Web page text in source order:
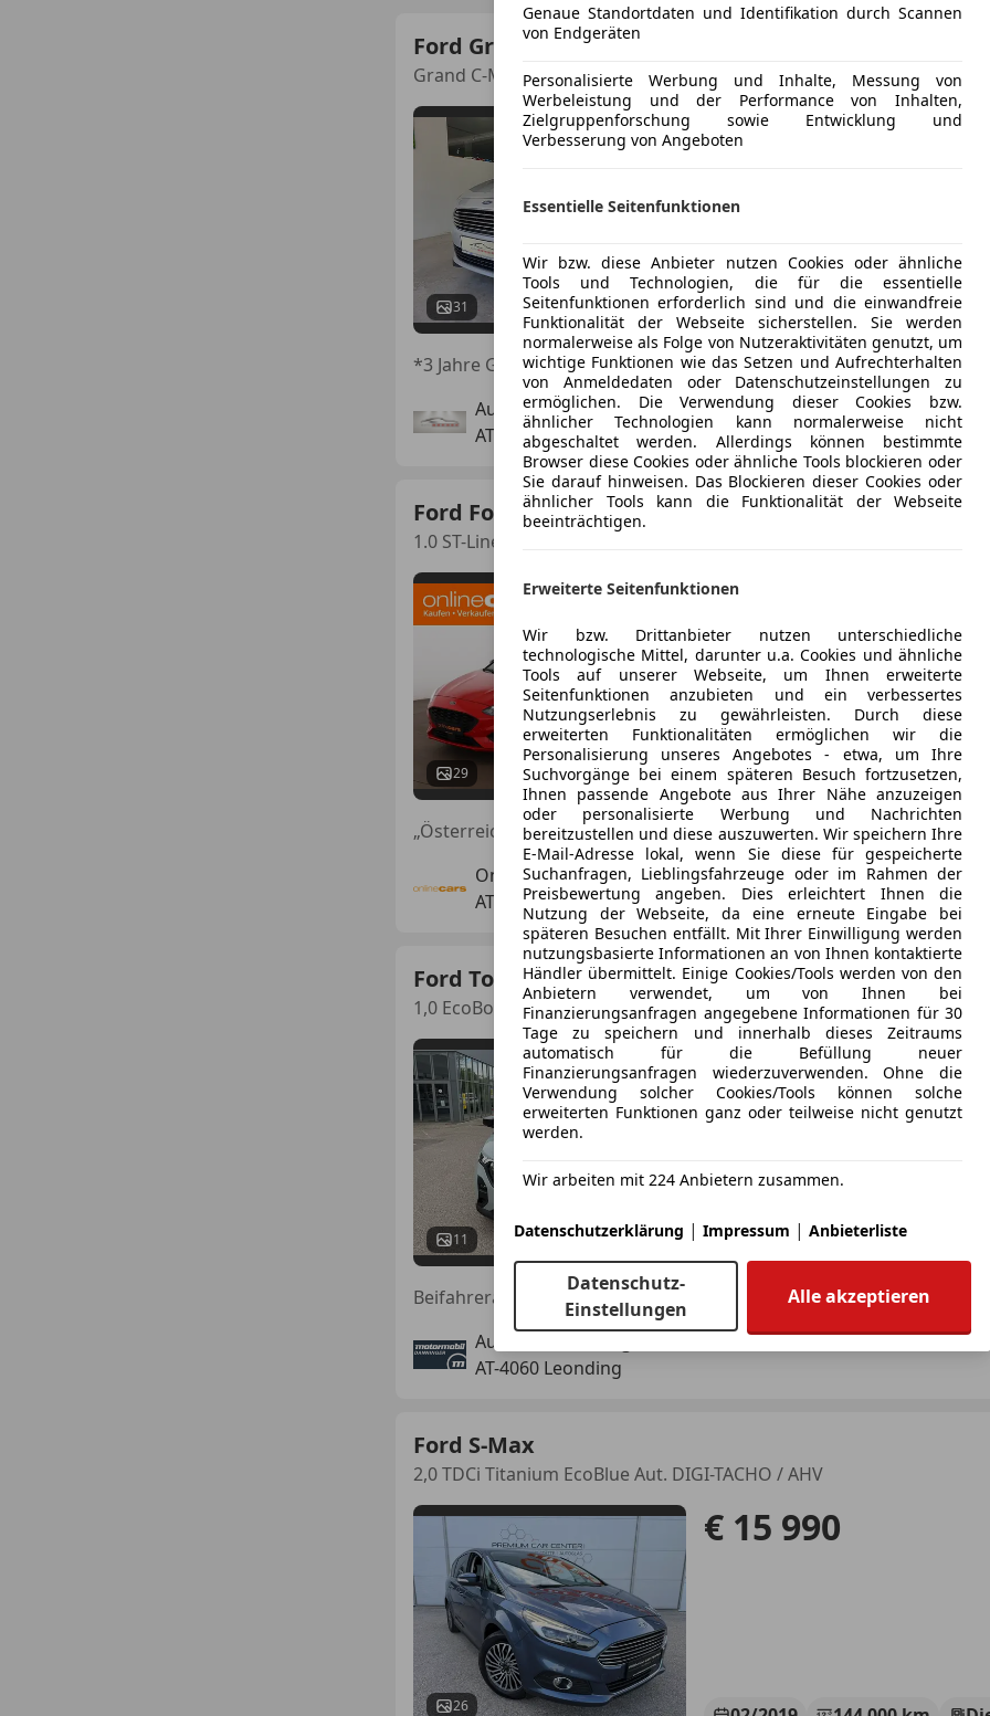
Ford Grand C-Max
Grand C-MAX Titanium 1,5 TDCi S/S
31
€ 11 990
06/2019 149 970 km
*3 Jahre Garantie 1 Besitz, Servicegepflegt,...
Auto Berger OG
AT-3340 Waidhofen an der Ybbs
Ford Focus
1.0 ST-Line R-CAM SITZHZG TEMPOMAT PDC
29
€ 10 299
Neu 04/2019 82 849 km
„Österreichs größtes Gebrauchtwagen-Outlet“
Onlinecars Vertriebs GmbH
AT-8143 Dobl bei Lieboch
Ford Tourneo Courier
1,0 EcoBoost Trend
11
€ 22 990
Autohaus Danninger GmbH
AT-4060 Leonding
Ford S-Max
2,0 TDCi Titanium EcoBlue Aut. DIGI-TACHO / AHV
26
€ 15 990
Genaue Standortdaten und Identifikation durch Scannen
von Endgeräten
Personalisierte Werbung und Inhalte, Messung von
Werbeleistung und der Performance von Inhalten,
Zielgruppenforschung sowie Entwicklung und
Verbesserung von Angeboten
Essentielle Seitenfunktionen
Wir bzw. diese Anbieter nutzen Cookies oder ähnliche
Tools und Technologien, die für die essentielle
Seitenfunktionen erforderlich sind und die einwandfreie
Funktionalität der Webseite sicherstellen. Sie werden
normalerweise als Folge von Nutzeraktivitäten genutzt, um
wichtige Funktionen wie das Setzen und Aufrechterhalten
von Anmeldedaten oder Datenschutzeinstellungen zu
ermöglichen. Die Verwendung dieser Cookies bzw.
ähnlicher Technologien kann normalerweise nicht
abgeschaltet werden. Allerdings können bestimmte
Browser diese Cookies oder ähnliche Tools blockieren oder
Sie darauf hinweisen. Das Blockieren dieser Cookies oder
ähnlicher Tools kann die Funktionalität der Webseite
beeinträchtigen.
Erweiterte Seitenfunktionen
Wir bzw. Drittanbieter nutzen unterschiedliche
technologische Mittel, darunter u.a. Cookies und ähnliche
Tools auf unserer Webseite, um Ihnen erweiterte
Seitenfunktionen anzubieten und ein verbessertes
Nutzungserlebnis zu gewährleisten. Durch diese
erweiterten Funktionalitäten ermöglichen wir die
Personalisierung unseres Angebotes - etwa, um Ihre
Suchvorgänge bei einem späteren Besuch fortzusetzen,
Ihnen passende Angebote aus Ihrer Nähe anzuzeigen
oder personalisierte Werbung und Nachrichten
bereitzustellen und diese auszuwerten. Wir speichern Ihre
E-Mail-Adresse lokal, wenn Sie diese für gespeicherte
Suchanfragen, Lieblingsfahrzeuge oder im Rahmen der
Preisbewertung angeben. Dies erleichtert Ihnen die
Nutzung der Webseite, da eine erneute Eingabe bei
späteren Besuchen entfällt. Mit Ihrer Einwilligung werden
nutzungsbasierte Informationen an von Ihnen kontaktierte
Händler übermittelt. Einige Cookies/Tools werden von den
Anbietern verwendet, um von Ihnen bei
Finanzierungsanfragen angegebene Informationen für 30
Tage zu speichern und innerhalb dieses Zeitraums
automatisch für die Befüllung neuer
Finanzierungsanfragen wiederzuverwenden. Ohne die
Verwendung solcher Cookies/Tools können solche
erweiterten Funktionen ganz oder teilweise nicht genutzt
werden.
Wir arbeiten mit 224 Anbietern zusammen.
Datenschutzerklärung | Impressum | Anbieterliste
Datenschutz-
Einstellungen
Alle akzeptieren